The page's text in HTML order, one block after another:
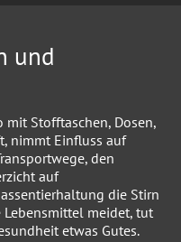
und
Stofftaschen, Dosen,
nimmt Einfluss auf
den
auf
die Stirn
meidet, tut
etwas Gutes.